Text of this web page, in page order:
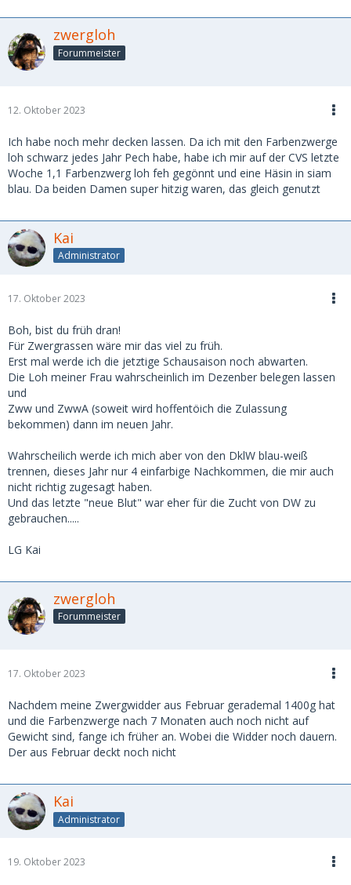
zwergloh
Forummeister
12. Oktober 2023
Ich habe noch mehr decken lassen. Da ich mit den Farbenzwerge
loh schwarz jedes Jahr Pech habe, habe ich mir auf der CVS letzte
Woche 1,1 Farbenzwerg loh feh gegönnt und eine Häsin in siam
blau. Da beiden Damen super hitzig waren, das gleich genutzt
Kai
Administrator
17. Oktober 2023
Boh, bist du früh dran!
Für Zwergrassen wäre mir das viel zu früh.
Erst mal werde ich die jetztige Schausaison noch abwarten.
Die Loh meiner Frau wahrscheinlich im Dezenber belegen lassen
und
Zww und ZwwA (soweit wird hoffentöich die Zulassung
bekommen) dann im neuen Jahr.
Wahrscheilich werde ich mich aber von den DklW blau-weiß
trennen, dieses Jahr nur 4 einfarbige Nachkommen, die mir auch
nicht richtig zugesagt haben.
Und das letzte "neue Blut" war eher für die Zucht von DW zu
gebrauchen.....
LG Kai
zwergloh
Forummeister
17. Oktober 2023
Nachdem meine Zwergwidder aus Februar gerademal 1400g hat
und die Farbenzwerge nach 7 Monaten auch noch nicht auf
Gewicht sind, fange ich früher an. Wobei die Widder noch dauern.
Der aus Februar deckt noch nicht
Kai
Administrator
19. Oktober 2023